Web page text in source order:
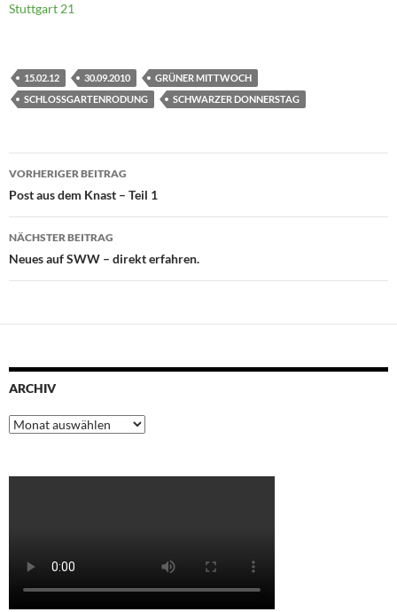
Stuttgart 21
15.02.12 30.09.2010
GRÜNER MITTWOCH
SCHLOSSGARTENRODUNG
SCHWARZER DONNERSTAG
Beitragsnavigation
VORHERIGER BEITRAG
Post aus dem Knast – Teil 1
NÄCHSTER BEITRAG
Neues auf SWW – direkt erfahren.
ARCHIV
Archiv